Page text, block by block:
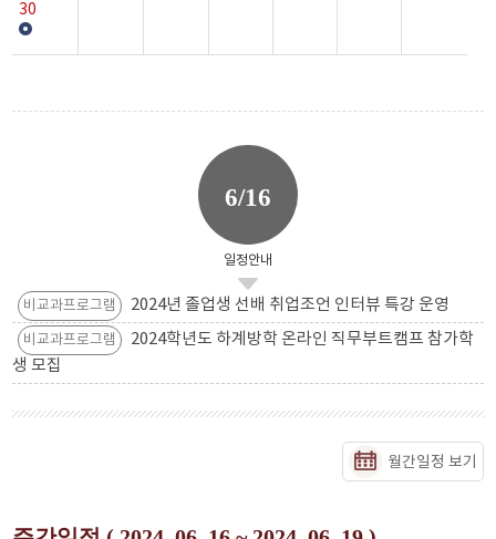
30
6/16
일정안내
비교과프로그램 2024년 졸업생 선배 취업조언 인터뷰 특강 운영
비교과프로그램
2024학년도 하계방학 온라인 직무부트캠프 참가학
생 모집
월간일정 보기